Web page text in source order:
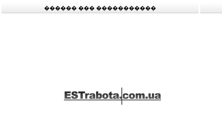
������ ��� �����������